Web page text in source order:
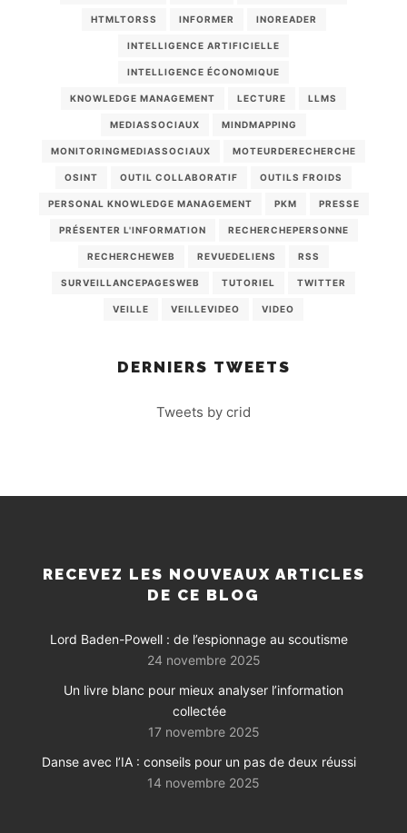
HTMLTORSS INFORMER INOREADER
INTELLIGENCE ARTIFICIELLE
INTELLIGENCE ÉCONOMIQUE
KNOWLEDGE MANAGEMENT LECTURE LLMS
MEDIASSOCIAUX MINDMAPPING
MONITORINGMEDIASSOCIAUX MOTEURDERECHERCHE
OSINT OUTIL COLLABORATIF OUTILS FROIDS
PERSONAL KNOWLEDGE MANAGEMENT PKM PRESSE
PRÉSENTER L'INFORMATION RECHERCHEPERSONNE
RECHERCHEWEB REVUEDELIENS RSS
SURVEILLANCEPAGESWEB TUTORIEL TWITTER
VEILLE VEILLEVIDEO VIDEO
DERNIERS TWEETS
Tweets by crid
RECEVEZ LES NOUVEAUX ARTICLES
DE CE BLOG
Lord Baden-Powell : de l’espionnage au scoutisme
24 novembre 2025
Un livre blanc pour mieux analyser l’information
collectée
17 novembre 2025
Danse avec l’IA : conseils pour un pas de deux réussi
14 novembre 2025